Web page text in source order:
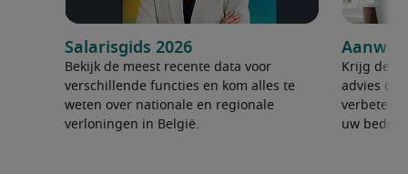
Salarisgids 2026
Bekijk de meest recente data voor
verschillende functies en kom alles te
weten over nationale en regionale
verloningen in België.
Krijg de
advies
uw bedrijf